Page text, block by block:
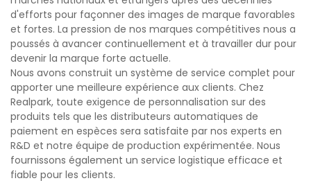
d'efforts pour façonner des images de marque favorables
et fortes. La pression de nos marques compétitives nous a
poussés à avancer continuellement et à travailler dur pour
devenir la marque forte actuelle.
Nous avons construit un système de service complet pour
apporter une meilleure expérience aux clients. Chez
Realpark, toute exigence de personnalisation sur des
produits tels que les distributeurs automatiques de
paiement en espèces sera satisfaite par nos experts en
R&D et notre équipe de production expérimentée. Nous
fournissons également un service logistique efficace et
fiable pour les clients.